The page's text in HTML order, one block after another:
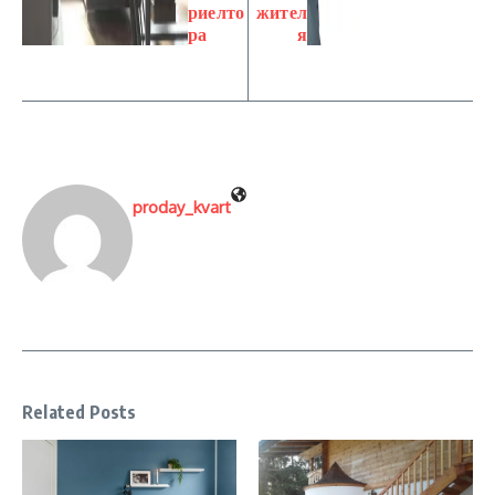
риелто
ра
жител
я
proday_kvart
Related Posts